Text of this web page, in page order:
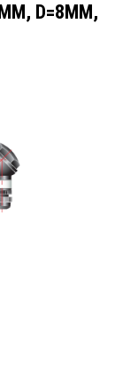
D=8ММ,